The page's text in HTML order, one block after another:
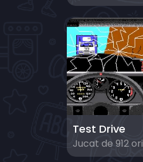
Test Drive
Jucat de 912 ori